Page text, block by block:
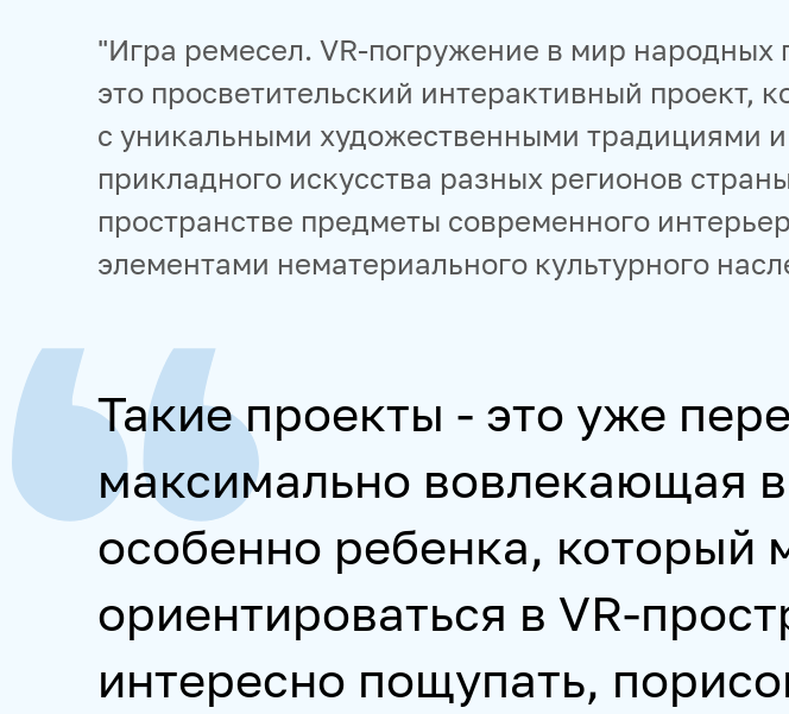
"Игра ремесел. VR-погружение в мир народных
это просветительский интерактивный проект,
с уникальными художественными традициями
прикладного искусства разных регионов
пространстве предметы современного
элементами нематериального культурного
Такие проекты - это уже
максимально вовлекающая
особенно ребенка, который
ориентироваться в VR-
интересно пощупать,